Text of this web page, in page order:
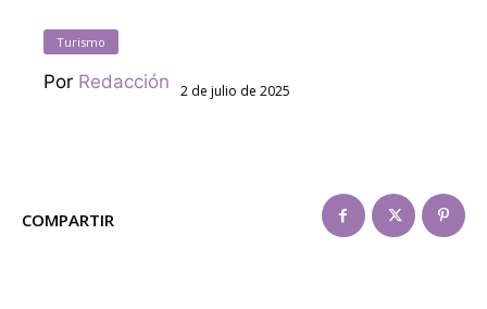
Turismo
Por Redacción 2 de julio de 2025
COMPARTIR